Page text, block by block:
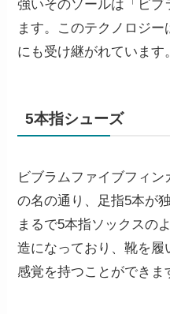
強いそのソールは「ビ
ます。このテクノロジ
にも受け継がれています。
5本指シューズ
ビブラムファイブフィ
の名の通り、足指5本が
まるで5本指ソックスの
造になっており、靴を履
感覚を持つことができま